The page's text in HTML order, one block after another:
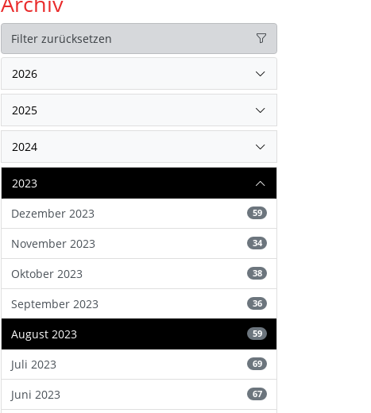
Filter zurücksetzen
2026
2025
2024
2023
Dezember 2023
59
November 2023 34
Oktober 2023 38
September 2023 36
August 2023 59
Juli 2023 69
Juni 2023 67